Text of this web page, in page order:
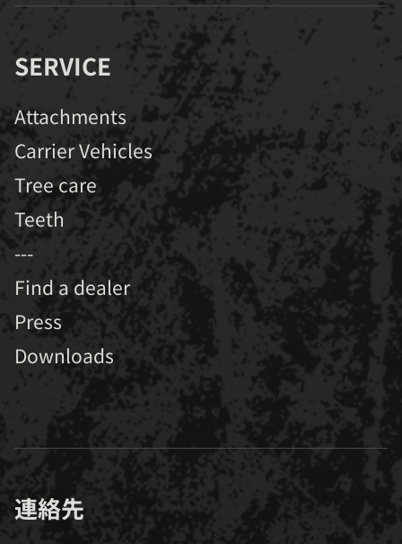
SERVICE
Attachments
Carrier Vehicles
Tree care
Teeth
---
Find a dealer
Press
Downloads
連絡先